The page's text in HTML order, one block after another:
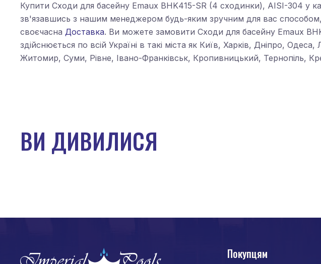
Купити Сходи для басейну Emaux BHK415-SR (4 сходинки), AISI-304 у
зв'язавшись з нашим менеджером будь-яким зручним для вас способом,
своєчасна Доставка. Ви можете замовити Сходи для басейну Emaux
здійснюється по всій Україні в такі міста як Київ, Харків, Дніпро,
Житомир, Суми, Рівне, Івано-Франківськ, Кропивницький, Тернопіль,
ВИ ДИВИЛИСЯ
Покупцям